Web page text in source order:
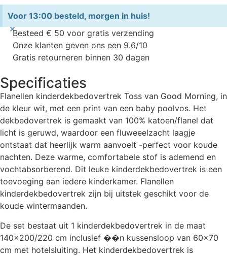
Voor 13:00 besteld, morgen in huis!
×Besteed € 50 voor gratis verzending
Onze klanten geven ons een 9.6/10
Gratis retourneren binnen 30 dagen
Specificaties
Flanellen kinderdekbedovertrek Toss van Good Morning, in
de kleur wit, met een print van een baby poolvos. Het
dekbedovertrek is gemaakt van 100% katoen/flanel dat
licht is geruwd, waardoor een fluweeelzacht laagje
ontstaat dat heerlijk warm aanvoelt -perfect voor koude
nachten. Deze warme, comfortabele stof is ademend en
vochtabsorberend. Dit leuke kinderdekbedovertrek is een
toevoeging aan iedere kinderkamer. Flanellen
kinderdekbedovertrek zijn bij uitstek geschikt voor de
koude wintermaanden.
De set bestaat uit 1 kinderdekbedovertrek in de maat
140×200/220 cm inclusief ��n kussensloop van 60×70
cm met hotelsluiting. Het kinderdekbedovertrek is